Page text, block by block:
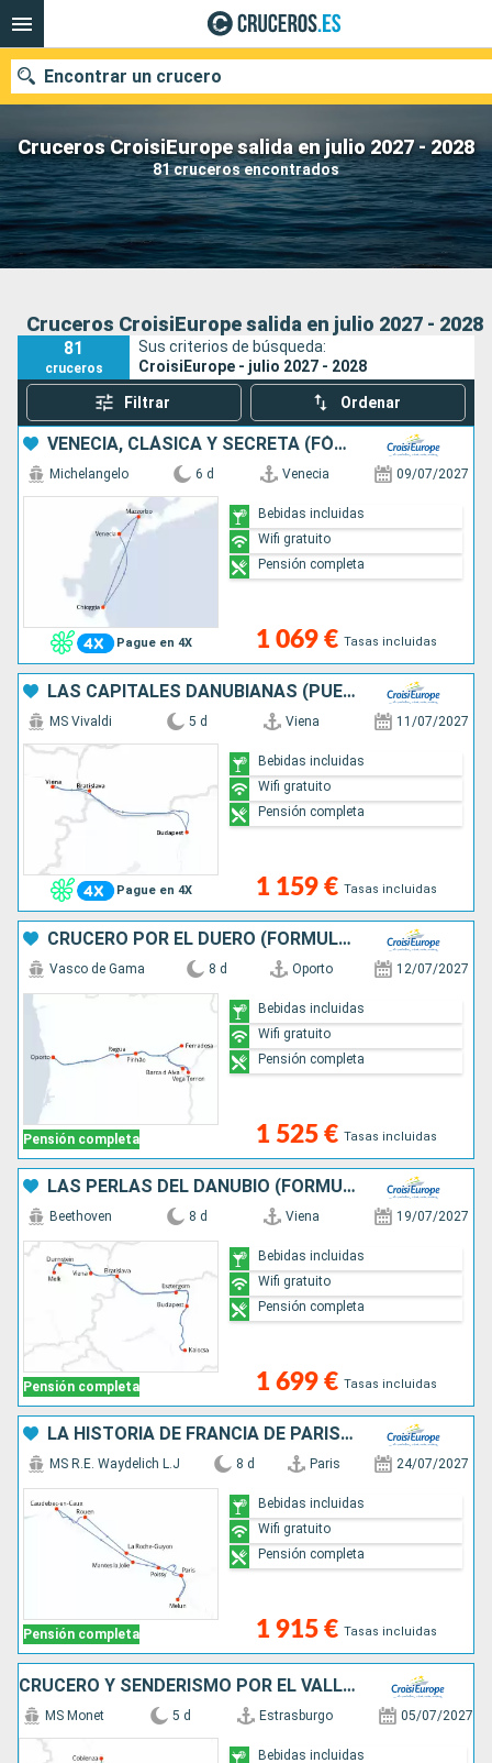
Cruceros CroisiEurope salida en julio 2027 - 2028
81 cruceros encontrados
Encontrar un crucero
Nuestros destinos
Fecha de salida
Buscar
Cruceros CroisiEurope salida en julio 2027 - 2028
81
cruceros
Sus criterios de búsqueda:
CroisiEurope - julio 2027 - 2028
Filtrar Ordenar
VENECIA, CLÁSICA Y SECRETA (FÓRMULA DE PUERTO A PUERTO)
Pague en 4X
Michelangelo 6 d Venecia 09/07/2027
1 069 € Tasas incluidas
Bebidas incluidas
Wifi gratuito
Pensión completa
LAS CAPITALES DANUBIANAS (PUERTO-PUERTO)
Pague en 4X
MS Vivaldi 5 d Viena 11/07/2027
1 159 € Tasas incluidas
Bebidas incluidas
Wifi gratuito
Pensión completa
CRUCERO POR EL DUERO (FORMULA PUERTO/PUERTO)
Pensión completa
Vasco de Gama 8 d Oporto 12/07/2027
1 525 € Tasas incluidas
Bebidas incluidas
Wifi gratuito
Pensión completa
LAS PERLAS DEL DANUBIO (FORMULA PUERTO/PUERTO)
Pensión completa
Beethoven 8 d Viena 19/07/2027
1 699 € Tasas incluidas
Bebidas incluidas
Wifi gratuito
Pensión completa
LA HISTORIA DE FRANCIA DE PARÍS A NORMANDÍA ENTRE PATRIMONIO, PAISAJES Y MATICES IMPRESIONISTAS (FORMULA PUERTO/PUERTO)
Pensión completa
MS R.E. Waydelich L.J 8 d Paris 24/07/2027
1 915 € Tasas incluidas
Bebidas incluidas
Wifi gratuito
Pensión completa
CRUCERO Y SENDERISMO POR EL VALLE DEL RIN ¿ HISTORIA, TRADICIONES Y AMBIENTE RENANO (FORMULA PUERTO/PUERTO)
MS Monet 5 d Estrasburgo 05/07/2027
Bebidas incluidas